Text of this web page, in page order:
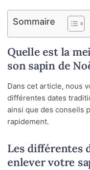
Sommaire
Quelle est la
son sapin de
Dans cet article, nous
différentes dates
ainsi que des conseils
rapidement.
Les différentes
enlever votre